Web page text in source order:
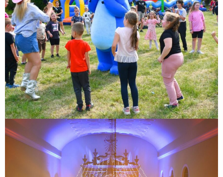
XII Zakroczymskie Kolędowanie